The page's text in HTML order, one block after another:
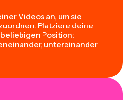
Videos an, um sie
Platziere deine
Position:
untereinander